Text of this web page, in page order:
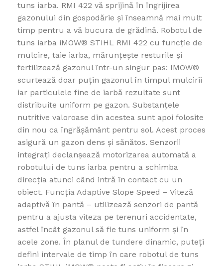
tuns iarba. RMI 422 vă sprijină în îngrijirea
gazonului din gospodărie și înseamnă mai mult
timp pentru a vă bucura de grădină. Robotul de
tuns iarba iMOW® STIHL RMI 422 cu funcţie de
mulcire, taie iarba, mărunțește resturile și
fertilizează gazonul într-un singur pas: IMOW®
scurtează doar puțin gazonul în timpul mulcirii
iar particulele fine de iarbă rezultate sunt
distribuite uniform pe gazon. Substanțele
nutritive valoroase din acestea sunt apoi folosite
din nou ca îngrășământ pentru sol. Acest proces
asigură un gazon dens și sănătos. Senzorii
integrați declanșează motorizarea automată a
robotului de tuns iarba pentru a schimba
direcția atunci când intră în contact cu un
obiect. Funcția Adaptive Slope Speed – Viteză
adaptivă în pantă – utilizează senzori de pantă
pentru a ajusta viteza pe terenuri accidentate,
astfel încât gazonul să fie tuns uniform și în
acele zone. În planul de tundere dinamic, puteți
defini intervale de timp în care robotul de tuns